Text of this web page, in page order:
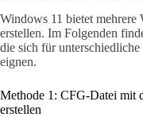
Windows 11 bietet mehrere
erstellen. Im Folgenden
die sich für
eignen.
Methode 1: CFG-Datei mit
erstellen